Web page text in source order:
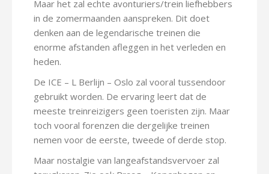
Maar het zal echte avonturiers/trein liefhebbers
in de zomermaanden aanspreken. Dit doet
denken aan de legendarische treinen die
enorme afstanden afleggen in het verleden en
heden.
De ICE – L Berlijn – Oslo zal vooral tussendoor
gebruikt worden. De ervaring leert dat de
meeste treinreizigers geen toeristen zijn. Maar
toch vooral forenzen die dergelijke treinen
nemen voor de eerste, tweede of derde stop.
Maar nostalgie van langeafstandsvervoer zal